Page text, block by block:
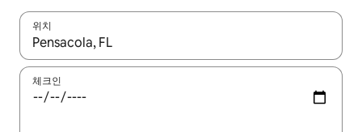
위치
결과가 나오면 위·아래 화살표 키를 사용하거나 터치 또는 스와이
체크인